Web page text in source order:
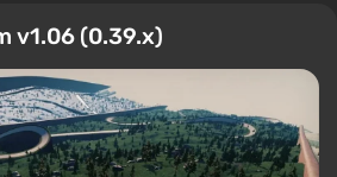
v1.06 (0.39.x)